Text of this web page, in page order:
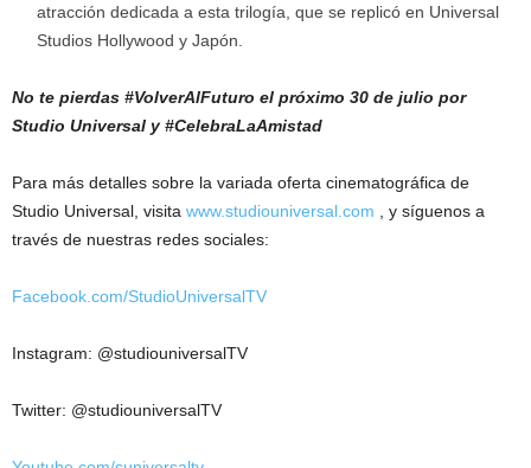
atracción dedicada a esta trilogía, que se replicó en Universal
Studios Hollywood y Japón.
No te pierdas #VolverAlFuturo el próximo 30 de julio por
Studio Universal y #CelebraLaAmistad
Para más detalles sobre la variada oferta cinematográfica de
Studio Universal, visita www.studiouniversal.com , y síguenos a
través de nuestras redes sociales:
Facebook.com/StudioUniversalTV
Instagram: @studiouniversalTV
Twitter: @studiouniversalTV